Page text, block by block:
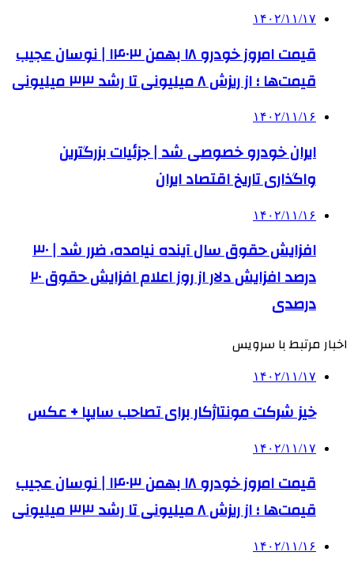
۱۴۰۲/۱۱/۱۷
قیمت امروز خودرو ۱۸ بهمن ۱۴۰۳ | نوسان عجیب
قیمت‌ها ؛ از ریزش ۸ میلیونی تا رشد ۳۳ میلیونی
۱۴۰۲/۱۱/۱۶
ایران خودرو خصوصی شد | جزئیات بزرگترین
واگذاری تاریخ اقتصاد ایران
۱۴۰۲/۱۱/۱۶
افزایش حقوق سال آینده نیامده، ضرر شد | ۳۰
درصد افزایش دلار از روز اعلام افزایش حقوق ۲۰
درصدی
اخبار مرتبط با سرویس
۱۴۰۲/۱۱/۱۷
خیز شرکت مونتاژکار برای تصاحب سایپا + عکس
۱۴۰۲/۱۱/۱۷
قیمت امروز خودرو ۱۸ بهمن ۱۴۰۳ | نوسان عجیب
قیمت‌ها ؛ از ریزش ۸ میلیونی تا رشد ۳۳ میلیونی
۱۴۰۲/۱۱/۱۶